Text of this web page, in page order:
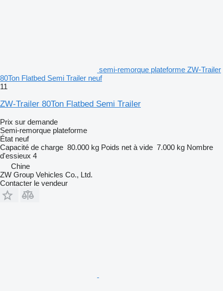
semi-remorque plateforme ZW-Trailer
80Ton Flatbed Semi Trailer neuf
11
ZW-Trailer 80Ton Flatbed Semi Trailer
Prix sur demande
Semi-remorque plateforme
État neuf
Capacité de charge 80.000 kg Poids net à vide 7.000 kg Nombre
d'essieux 4
Chine
ZW Group Vehicles Co., Ltd.
Contacter le vendeur